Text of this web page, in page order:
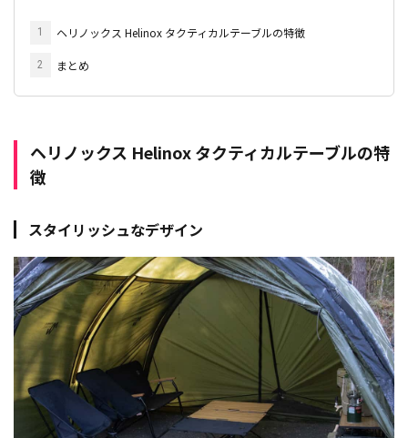
1 ヘリノックス Helinox タクティカルテーブルの特徴
2 まとめ
ヘリノックス Helinox タクティカルテーブルの特
徴
スタイリッシュなデザイン